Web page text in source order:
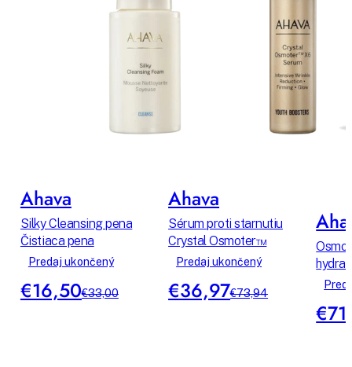
Ahava
Silky Cleansing pena
Čistiaca pena
Predaj ukončený
€16,50€33,00
Ahava
Sérum proti starnutiu
Crystal Osmoter™
Predaj ukončený
€36,97€73,94